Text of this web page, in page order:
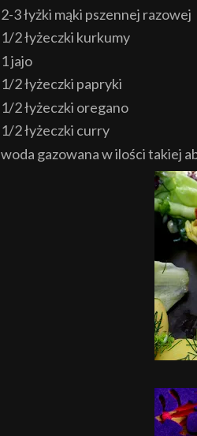
2-3 łyżki mąki pszennej razowej
1/2 łyżeczki kurkumy
1 jajo
1/2 łyżeczki papryki
1/2 łyżeczki oregano
1/2 łyżeczki curry
woda gazowana w ilości takiej